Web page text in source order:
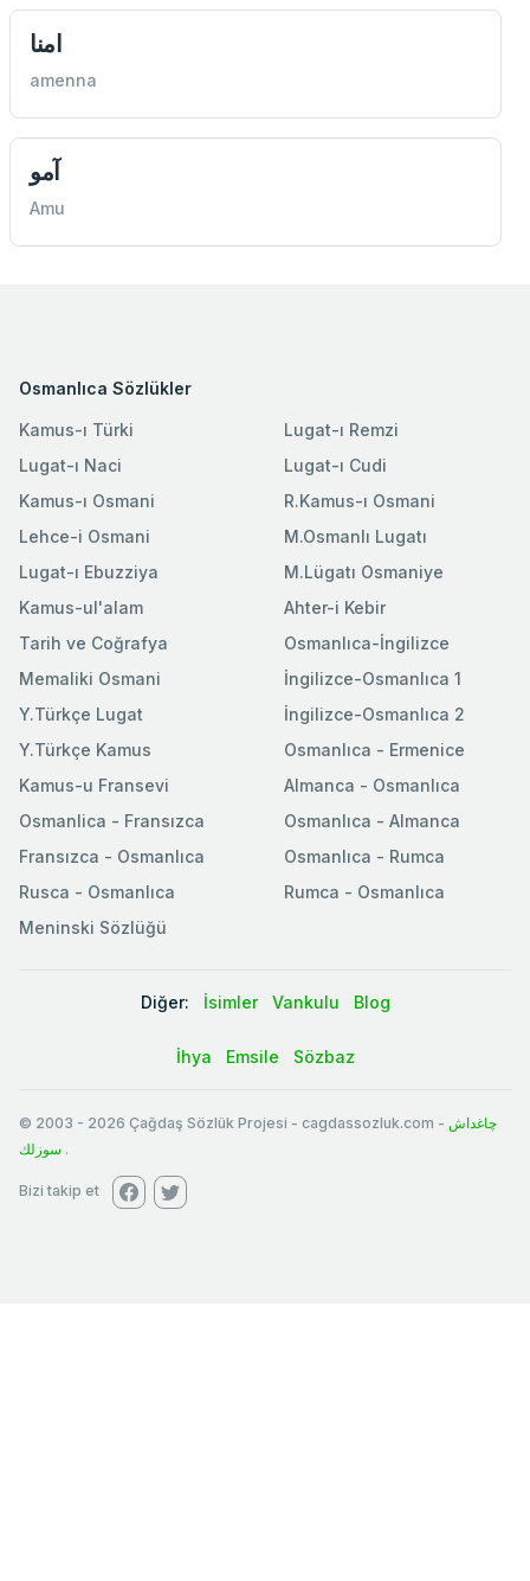
امنا
amenna
آمو
Amu
Osmanlıca Sözlükler
Kamus-ı Türki
Lugat-ı Naci
Kamus-ı Osmani
Lehce-i Osmani
Lugat-ı Ebuzziya
Lugat-ı Remzi
Lugat-ı Cudi
R.Kamus-ı Osmani
M.Osmanlı Lugatı
M.Lügatı Osmaniye
Kamus-ul'alam
Tarih ve Coğrafya
Memaliki Osmani
Y.Türkçe Lugat
Y.Türkçe Kamus
Ahter-i Kebir
Osmanlıca-İngilizce
İngilizce-Osmanlıca 1
İngilizce-Osmanlıca 2
Osmanlıca - Ermenice
Kamus-u Fransevi
Osmanlica - Fransızca
Fransızca - Osmanlıca
Rusca - Osmanlıca
Meninski Sözlüğü
Almanca - Osmanlıca
Osmanlıca - Almanca
Osmanlıca - Rumca
Rumca - Osmanlıca
Diğer: İsimler Vankulu Blog
İhya Emsile Sözbaz
© 2003 - 2026 Çağdaş Sözlük Projesi - cagdassozluk.com - چاغداش
سوزلك .
Bizi takip et